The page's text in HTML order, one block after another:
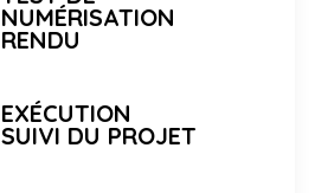
NUMÉRISATION
RENDU
EXÉCUTION
SUIVI DU PROJET